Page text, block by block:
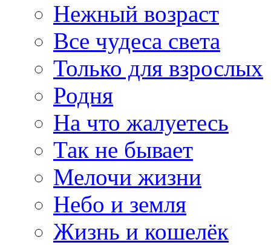
Нежный возраст
Все чудеса света
Только для взрослых
Родня
На что жалуетесь
Так не бывает
Мелочи жизни
Небо и земля
Жизнь и кошелёк